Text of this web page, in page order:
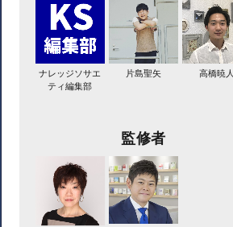
ナレッジソサエ
ティ編集部
片島聖矢 高橋暁人
監修者